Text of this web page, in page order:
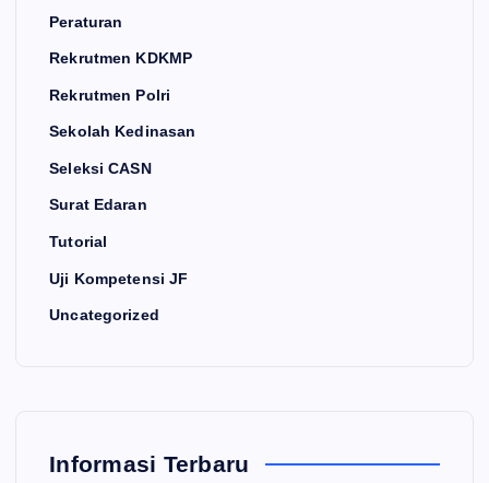
Peraturan
Rekrutmen KDKMP
Rekrutmen Polri
Sekolah Kedinasan
Seleksi CASN
Surat Edaran
Tutorial
Uji Kompetensi JF
Uncategorized
Informasi Terbaru